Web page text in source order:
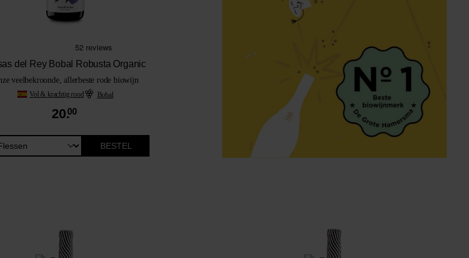
del Rey Bobal Robusta Organic
veelbekroonde, allerbeste rode biowijn
Vol & krachtig rood Bobal
20.00
BESTEL